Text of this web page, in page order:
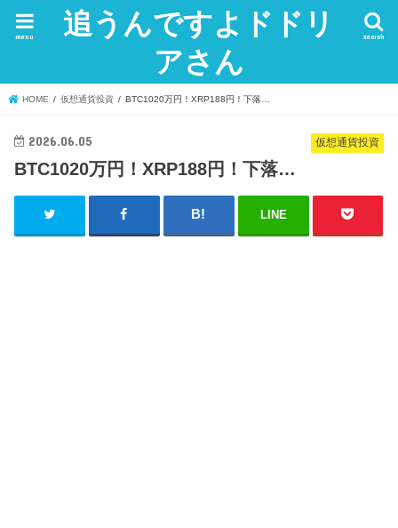
追うんですよドドリ
アさん
search
menu
HOME 仮想通貨投資 BTC1020万円！XRP188円！下落…
仮想通貨投資
2026.06.05
BTC1020万円！XRP188円！下落…
LINE